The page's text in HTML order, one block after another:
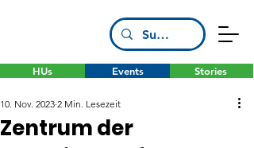
HUs Stories
Events
Zentrum der
10. Nov. 2023 2 Min. Lesezeit